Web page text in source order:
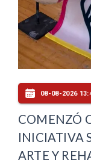
08-08-2026
COMENZÓ
INICIATIVA
ARTE Y